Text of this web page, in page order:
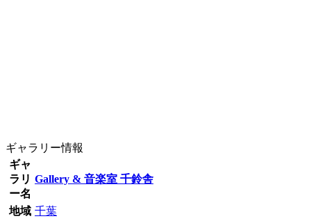
ギャラリー情報
ギャ
ラリ
ー名
Gallery & 音楽室 千鈴舎
地域 千葉